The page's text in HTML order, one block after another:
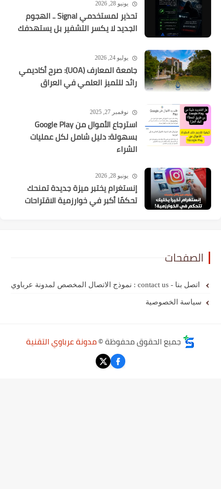
يونيو 28, 2026
تحذير لمستخدمي Signal .. الهجوم
الجديد لا يكسر التشفير بل يستهدفك
يوليو 24, 2026
جامعة المعارف (UOA): صرح أكاديمي
رائد للتميز العلمي في العراق
نوفمبر 27, 2025
استرجاع الأموال من Google Play
بسهولة: دليل شامل لكل عمليات
الشراء
يونيو 28, 2026
إنستغرام يختبر ميزة جديدة تمنحك
تحكمًا أكبر في خوارزمية الاقتراحات
الصفحات
اتصل بنا - contact us : نموذج الاتصال المخصص لمدونة عرباوي
سياسة الخصوصية
جميع الحقوق محفوظة ©مدونة عرباوي التقنية